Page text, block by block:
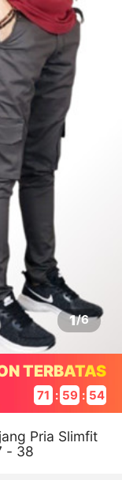
1/6
TERBATAS
71 : 59 : 53
Pria Slimfit
- 38